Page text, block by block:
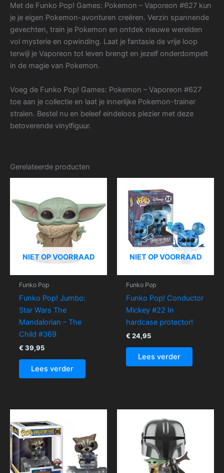
Met de Funko Pop! Games: Pokemon – Vaporeon #627 kun
je je eigen Pokemon-avonturen creëren. Verzin spannende
gevechten, train je Pokemon en ontdek nieuwe werelden
vol mysterie en opwinding. Laat je fantasie de vrije loop
terwijl je Vaporeon tot leven brengt en jezelf onderdompelt
in de magie van Pokemon.
Voeg de Funko Pop! Games: Pokemon – Vaporeon #627
toe aan je collectie en laat je innerlijke Pokemon-trainer
stralen. Bestel nu en beleef eindeloos plezier met deze
betoverende vinylfiguur.
Gerelateerde producten
NIET OP VOORRAAD
Funko Pop
Funko Pop! Jumbo:
Star Wars The
Mandalorian – The
Child #369
€ 39,95
Lees verder
NIET OP VOORRAAD
Funko Pop
Funko Pop! Conductor
Mickey #22 In
hardcase protector!
€ 24,95
Lees verder